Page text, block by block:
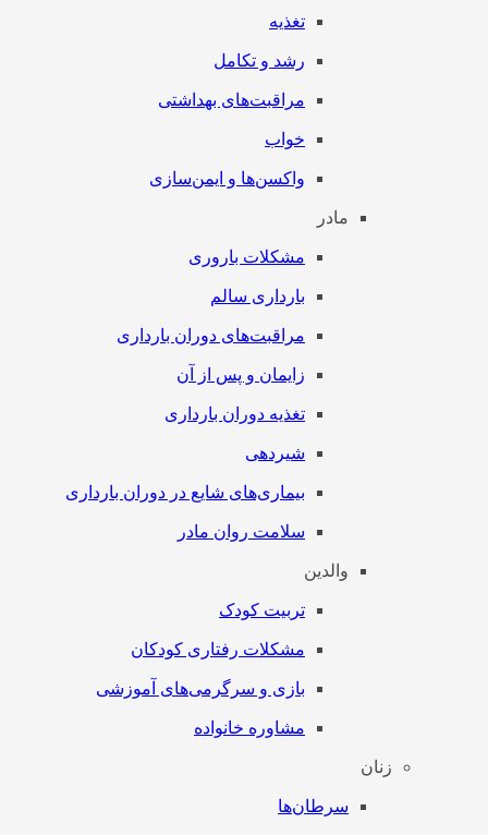
تغذیه
رشد و تکامل
مراقبت‌های بهداشتی
خواب
واکسن‌ها و ایمن‌سازی
مادر
مشکلات باروری
بارداری سالم
مراقبت‌های دوران بارداری
زایمان و پس از آن
تغذیه دوران بارداری
شیردهی
بیماری‌های شایع در دوران بارداری
سلامت روان مادر
والدین
تربیت کودک
مشکلات رفتاری کودکان
بازی و سرگرمی‌های آموزشی
مشاوره خانواده
زنان
سرطان‌‌ها